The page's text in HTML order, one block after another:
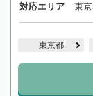
対応エリア 東京
東京都